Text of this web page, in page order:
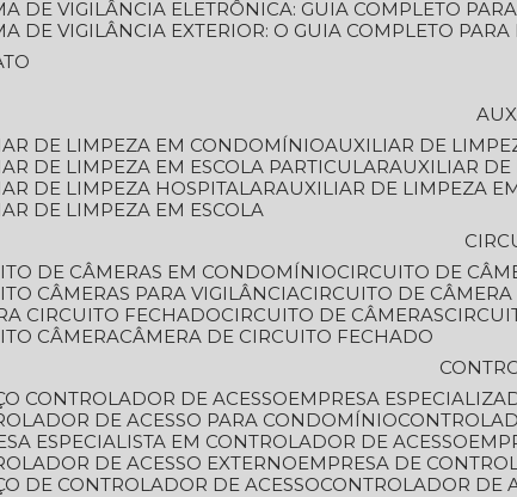
DE VIGILÂNCIA ELETRÔNICA: GUIA COMPLETO
DE VIGILÂNCIA EXTERIOR: O GUIA COMPLETO
DE LIMPEZA EM CONDOMÍNIO
AUXILIAR DE
DE LIMPEZA EM ESCOLA PARTICULAR
AUXILIAR
DE LIMPEZA HOSPITALAR
AUXILIAR DE LIMPEZA
DE LIMPEZA EM ESCOLA
DE CÂMERAS EM CONDOMÍNIO
CIRCUITO DE
CÂMERAS PARA VIGILÂNCIA
CIRCUITO DE
CIRCUITO FECHADO
CIRCUITO DE CÂMERAS
CÂMERA
CÂMERA DE CIRCUITO FECHADO
CONTROLADOR DE ACESSO
EMPRESA
DE ACESSO PARA CONDOMÍNIO
ESPECIALISTA EM CONTROLADOR DE ACESSO
DE ACESSO EXTERNO
EMPRESA DE
DE CONTROLADOR DE ACESSO
CONTROLADOR